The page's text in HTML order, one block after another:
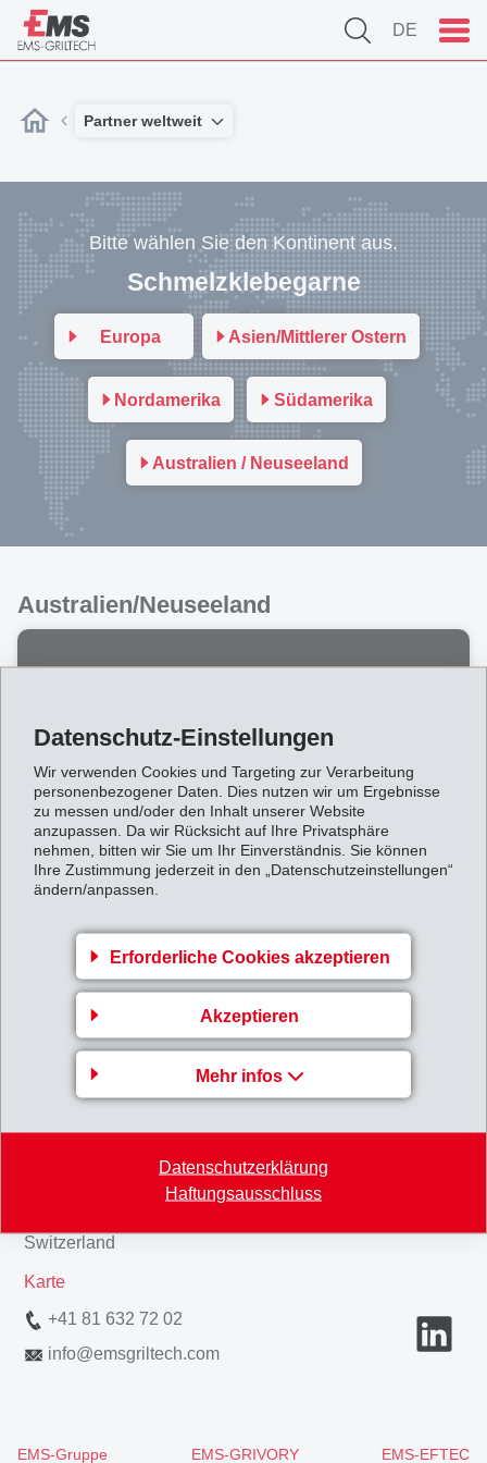
Datenschutz-Einstellungen
Wir verwenden Cookies und Targeting zur Verarbeitung
personenbezogener Daten. Dies nutzen wir um Ergebnisse
zu messen und/oder den Inhalt unserer Website
anzupassen. Da wir Rücksicht auf Ihre Privatsphäre
nehmen, bitten wir Sie um Ihr Einverständnis. Sie können
Ihre Zustimmung jederzeit in den „Datenschutzeinstellungen“
ändern/anpassen.
Erforderliche Cookies akzeptieren
Akzeptieren
Mehr infos
Datenschutzerklärung
Haftungsausschluss
DE
Partner weltweit
Bitte wählen Sie den Kontinent aus.
Schmelzklebegarne
Europa Asien/Mittlerer Ostern
Nordamerika Südamerika
Australien / Neuseeland
Australien/Neuseeland
Australien/Neuseeland wird
von EMS-CHEMIE AG
Unternehmensbereich
EMS-GRILTECH, Schweiz
bearbeitet.
Gruppenleitung
Switzerland
Karte
+41 81 632 72 02
info@emsgriltech.com
EMS-Gruppe EMS-GRIVORY EMS-EFTEC